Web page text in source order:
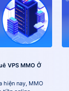
VPS MMO Ở
hiện nay, MMO